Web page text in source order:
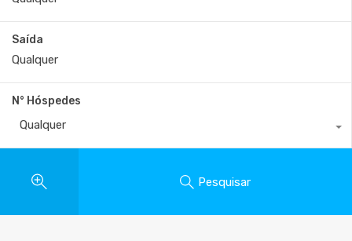
Saída
N° Hóspedes
Qualquer
Pesquisar